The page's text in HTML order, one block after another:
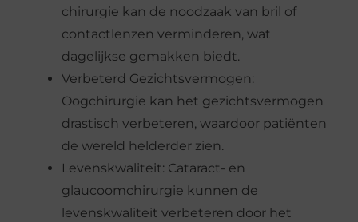
chirurgie kan de noodzaak van bril of
contactlenzen verminderen, wat
dagelijkse gemakken biedt.
Verbeterd Gezichtsvermogen:
Oogchirurgie kan het gezichtsvermogen
drastisch verbeteren, waardoor patiënten
de wereld helderder zien.
Levenskwaliteit: Cataract- en
glaucoomchirurgie kunnen de
levenskwaliteit verbeteren door het